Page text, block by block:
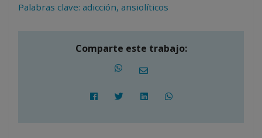
Palabras clave: adicción, ansiolíticos
Comparte este trabajo: